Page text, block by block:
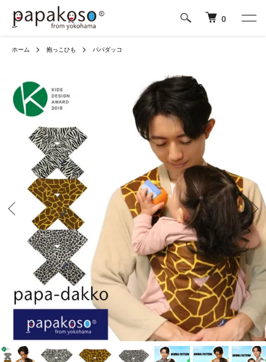
0
ホーム 抱っこひも パパダッコ